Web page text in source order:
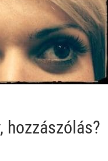
hozzászólás?